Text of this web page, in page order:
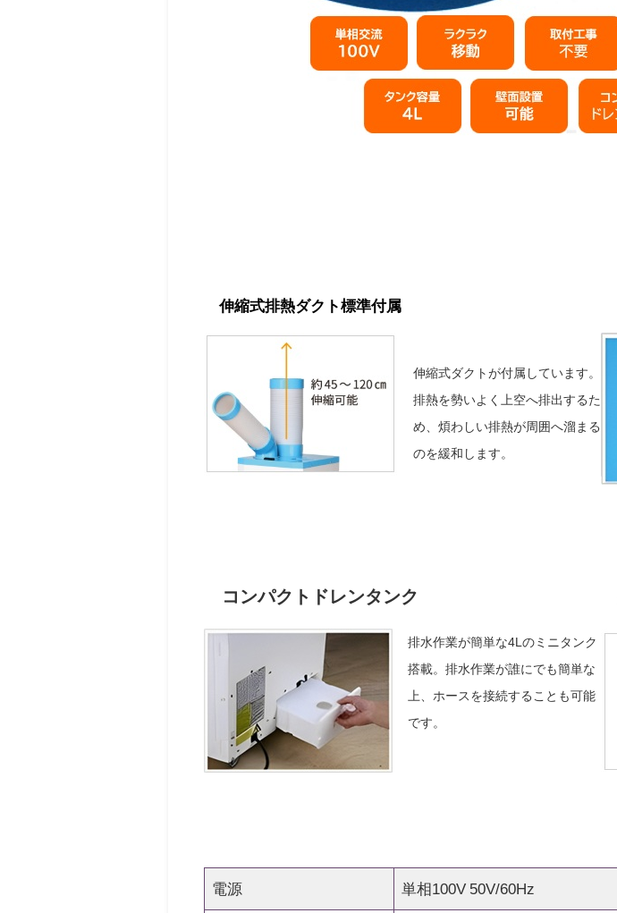
伸縮式排熱ダクト標準付属
伸縮式ダクトが付属しています。
排熱を勢いよく上空へ排出するた
め、煩わしい排熱が周囲へ溜まる
のを緩和します。
コンパクトドレンタンク
排水作業が簡単な4Lのミニタンク
搭載。排水作業が誰にでも簡単な
上、ホースを接続することも可能
です。
電源 単相100V 50V/60Hz